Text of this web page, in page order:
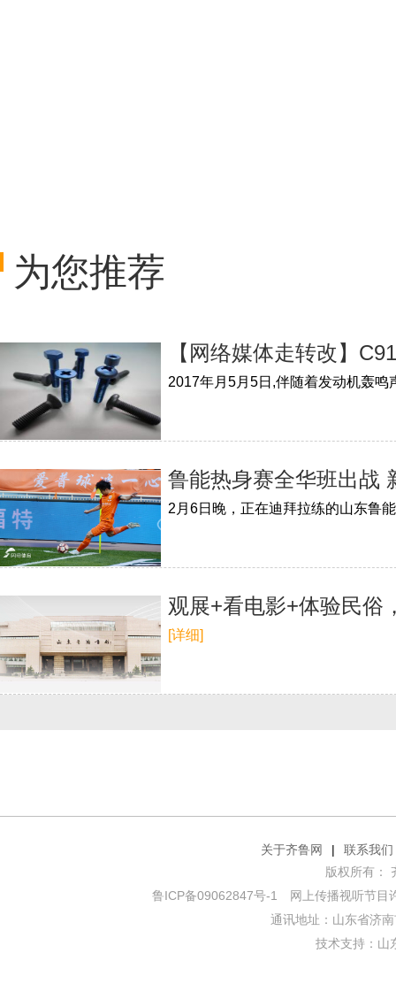
为您推荐
【网络媒体走转改】
鲁能热身赛全华班出战
观展+看电影+体验民俗
[详细]
关于齐鲁网 |
联系我们
版权所有：
鲁ICP备09062847号-1
网上传播视听节目
通讯地址：山东省济
技术支持： 山